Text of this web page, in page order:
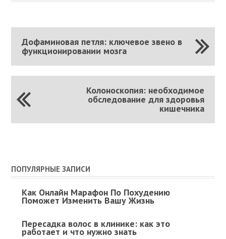
Дофаминовая петля: ключевое звено в
функционировании мозга
Колоноскопия: необходимое
обследование для здоровья
кишечника
ПОПУЛЯРНЫЕ ЗАПИСИ
Как Онлайн Марафон По Похудению
Поможет Изменить Вашу Жизнь
Пересадка волос в клинике: как это
работает и что нужно знать